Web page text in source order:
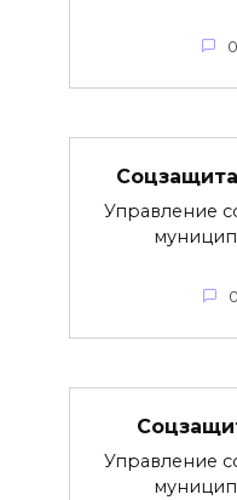
0
Управление
0
Управление